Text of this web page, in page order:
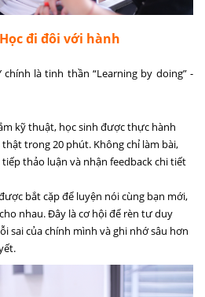
đi đôi với hành
chính là tinh thần “Learning by doing” -
kỹ thuật, học sinh được thực hành
trong 20 phút. Không chỉ làm bài,
thảo luận và nhận feedback chi tiết
bắt cặp để luyện nói cùng bạn mới,
nhau. Đây là cơ hội để rèn tư duy
sai của chính mình và ghi nhớ sâu hơn